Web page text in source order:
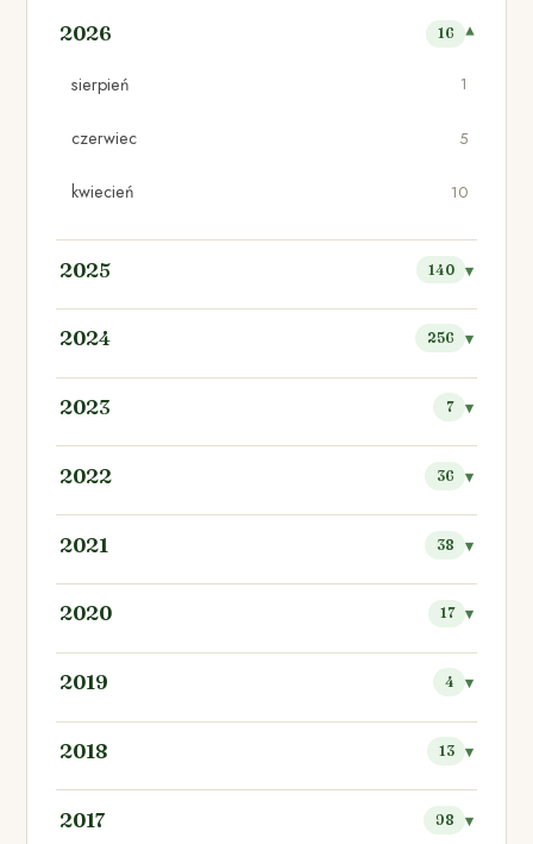
2026 16
sierpień 1
czerwiec 5
kwiecień 10
2025 140
2024 256
2023 7
2022 36
2021 38
2020 17
2019 4
2018 13
2017 98